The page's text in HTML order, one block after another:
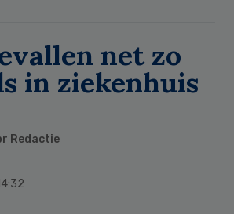
net zo
in ziekenhuis
Redactie